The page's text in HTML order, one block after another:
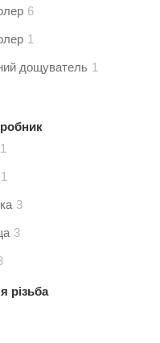
6
1
дощуватель 1
1
1
3
3
різьба